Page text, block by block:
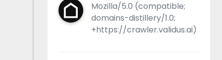
Mozilla/5.0 (compatible;
domains-distillery/1.0;
+https://crawler.validus.ai)